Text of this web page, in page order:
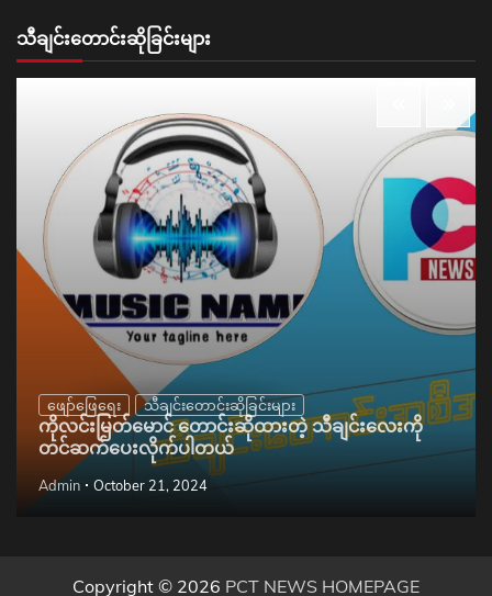
သီချင်းတောင်းဆိုခြင်းများ
ဖျော်ဖြေရေး သီချင်းတောင်းဆိုခြင်းများ
ကိုလင်းမြတ်မောင် တောင်းဆိုထားတဲ့ သီချင်းလေးကို
တင်ဆက်ပေးလိုက်ပါတယ်
Admin October 21, 2024
Copyright © 2026 PCT NEWS HOMEPAGE